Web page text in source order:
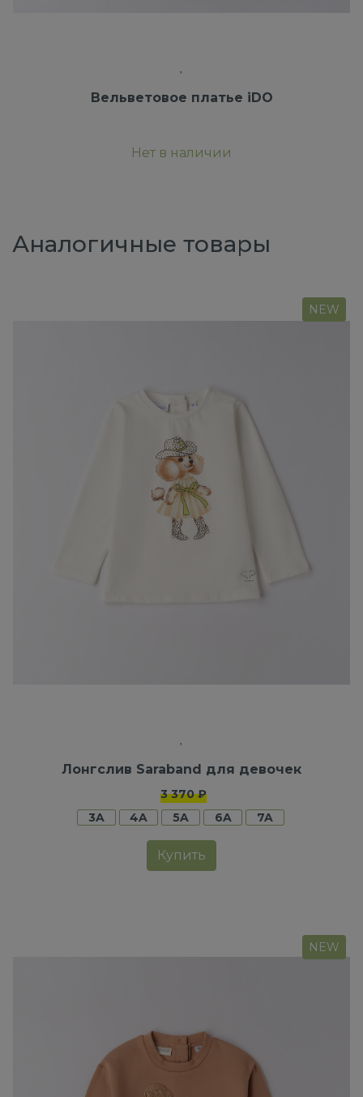
Вельветовое платье iDO
Нет в наличии
Аналогичные товары
NEW
Лонгслив Saraband для девочек
3 370 ₽
3A
4A 5A 6A 7A
Купить
NEW